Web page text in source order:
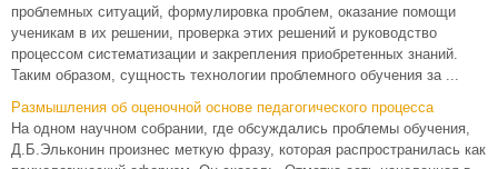
проблемных ситуаций, формулировка проблем, оказание помощи
ученикам в их решении, проверка этих решений и руководство
процессом систематизации и закрепления приобретенных знаний.
Таким образом, сущность технологии проблемного обучения за ...
Размышления об оценочной основе педагогического процесса
На одном научном собрании, где обсуждались проблемы обучения,
Д.Б.Эльконин произнес меткую фразу, которая распространилась как